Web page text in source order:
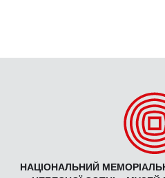
НАЦІОНАЛЬНИЙ